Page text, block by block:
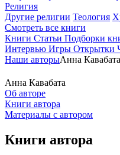
Религия
Другие религии Теология
Смотреть все книги
Книги Статьи Подборки
Интервью Игры Открытки
Наши авторыАнна Кавабата
Анна Кавабата
Об авторе
Книги автора
Материалы с автором
Книги автора